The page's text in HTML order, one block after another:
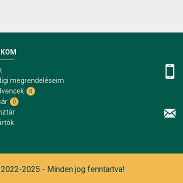
megrendeléseim
0
0
2025 - Minden jog fenntartva!